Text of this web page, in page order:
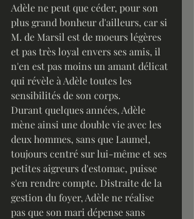
Adèle ne peut que céder, pour son
plus grand bonheur d'ailleurs, car si
M. de Marsil est de moeurs légères
et pas très loyal envers ses amis, il
n'en est pas moins un amant délicat
qui révèle à Adèle toutes les
sensibilités de son corps.
Durant quelques années, Adèle
mène ainsi une double vie avec les
deux hommes, sans que Laumel,
toujours centré sur lui-même et ses
petites aigreurs d'estomac, puisse
s'en rendre compte. Distraite de la
gestion du foyer, Adèle ne réalise
pas que son mari dépense sans